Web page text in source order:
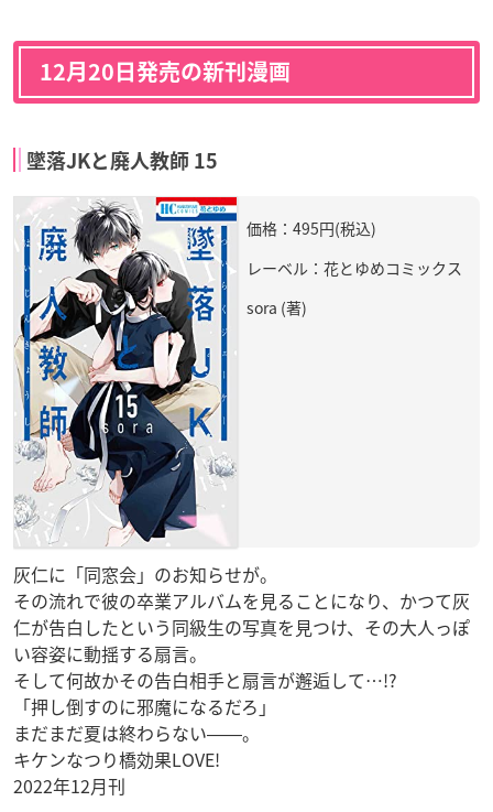
12月20日発売の新刊漫画
墜落JKと廃人教師 15
価格：495円(税込)
レーベル：花とゆめコミックス
sora (著)
灰仁に「同窓会」のお知らせが。
その流れで彼の卒業アルバムを見ることになり、かつて灰
仁が告白したという同級生の写真を見つけ、その大人っぽ
い容姿に動揺する扇言。
そして何故かその告白相手と扇言が邂逅して…!?
「押し倒すのに邪魔になるだろ」
まだまだ夏は終わらない――。
キケンなつり橋効果LOVE!
2022年12月刊